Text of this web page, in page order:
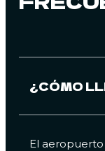
¿CÓMO
El